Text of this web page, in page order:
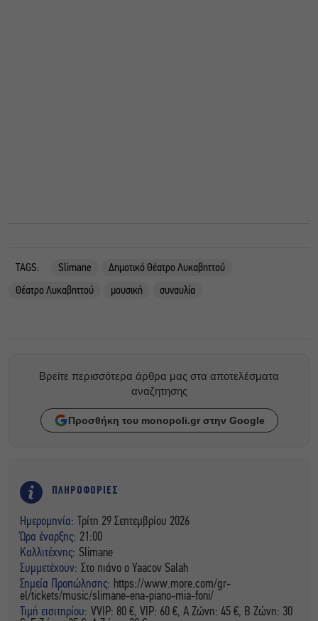
TAGS: Slimane
Δημοτικό Θέατρο Λυκαβηττού
Θέατρο Λυκαβηττού
μουσική συναυλία
Βρείτε περισσότερα άρθρα μας στα αποτελέσματα
αναζητησης
Προσθήκη του monopoli.gr στην Google
ΠΛΗΡΟΦΟΡΙΕΣ
Ημερομηνία:
Τρίτη 29 Σεπτεμβρίου 2026
Ώρα έναρξης: 21:00
Καλλιτέχνης: Slimane
Συμμετέχουν: Στο πιάνο ο Yaacov Salah
Σημεία Προπώλησης: https://www.more.com/gr-
el/tickets/music/slimane-ena-piano-mia-foni/
Τιμή εισιτηρίου: VVIP: 80 €, VIP: 60 €, A Ζώνη: 45 €, Β Ζώνη: 30